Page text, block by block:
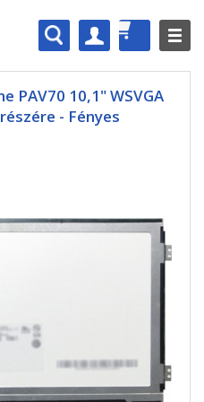
PAV70 10,1" WSVGA
- Fényes